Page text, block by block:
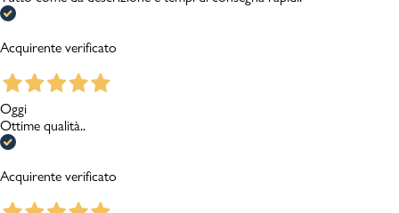
Acquirente verificato
Oggi
Ottime qualità..
Acquirente verificato